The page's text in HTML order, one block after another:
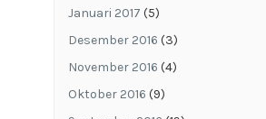
Januari 2017 (5)
Desember 2016 (3)
November 2016 (4)
Oktober 2016 (9)